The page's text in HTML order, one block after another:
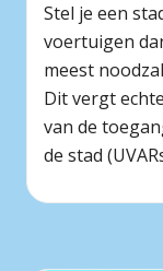
Stel je een
voertuigen
meest
Dit vergt
van de
de stad